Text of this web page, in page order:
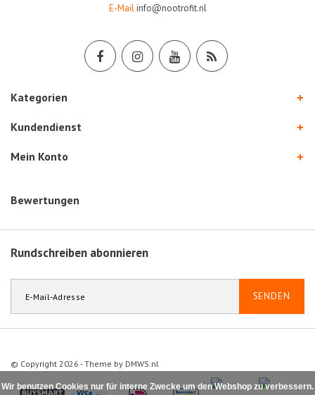
E-Mail info@nootrofit.nl
Kategorien
Kundendienst
Mein Konto
Bewertungen
Rundschreiben abonnieren
SENDEN
© Copyright 2026 - Theme by DMWS.nl
Wir benutzen Cookies nur für interne Zwecke um den Webshop zu verbessern.